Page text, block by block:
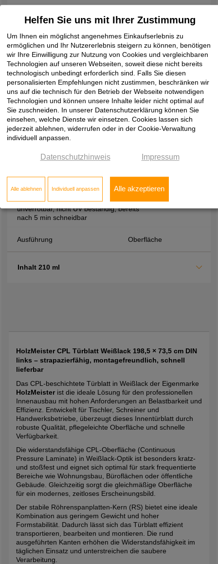
rund rund 270,00
rund rund 290,00
rund 310,00
rund rund 330,00
Zargen, treibgasfrei, PCB und
formaldhydfrei, Alterungsbeständig,
unverrotbar, nicht UV beständig, bereits
nach 5 min schneidbar
Ausführung Oberfläche
Inhalt 210 ml
HolzMeister CPL Türblatt Weißlack 198,5 × 73,5 cm DIN
links – strapazierfähig, montagefreundlich, schnell
lieferbar
Das CPL-beschichtete Türblatt in Weißlack der Eigenmarke
HolzMeisterist die ideale Lösung für den professionellen
Innenausbau mit hohen Anforderungen an Belastbarkeit und
Effizienz. Entwickelt für Tischler, Schreiner und
Handwerksbetriebe, überzeugt dieses Innentürblatt durch
robuste Qualität, pflegeleichte Oberfläche und schnelle
Verfügbarkeit.
Die widerstandsfähige CPL-Oberfläche (Continuous
Pressure Laminate) in Weißlack-Optik ist besonders kratz-
und stoßfest und eignet sich optimal für stark frequentierte
Bereiche wie Wohnungsbau, Büroflächen oder öffentliche
Gebäude. Gleichzeitig sorgt die gleichmäßige Oberfläche
für ein modernes, zeitloses Erscheinungsbild.
Der stabile Röhrenspanplatten-Kern (RS) bietet eine ideale
Kombination aus geringem Gewicht und hoher
Formstabilität. Dadurch lässt sich das Türblatt effizient
transportieren, bearbeiten und montieren. Die rund
ausgeführten Kanten erhöhen die Widerstandsfähigkeit im
täglichen Einsatz und unterstreichen die saubere
Verarbeitung.
Helfen Sie uns mit Ihrer Zustimmung
Um Ihnen ein möglichst angenehmes Einkaufserlebnis zu
ermöglichen und Ihr Nutzererlebnis steigern zu können, benötigen
wir Ihre Einwilligung zur Nutzung von Cookies und vergleichbaren
Technologien auf unseren Webseiten, soweit diese nicht bereits
technologisch unbedingt erforderlich sind. Falls Sie diesen
personalisierten Empfehlungen nicht zustimmen, beschränken wir
uns auf die technisch für den Betrieb der Webseite notwendigen
Technologien und können unsere Inhalte leider nicht optimal auf
Sie zuschneiden. In unserer Datenschutzerklärung können Sie
einsehen, welche Dienste wir einsetzen. Cookies lassen sich
jederzeit ablehnen, widerrufen oder in der Cookie-Verwaltung
individuell anpassen.
Datenschutzhinweis Impressum
Alle ablehnen Individuell anpassen Alle akzeptieren